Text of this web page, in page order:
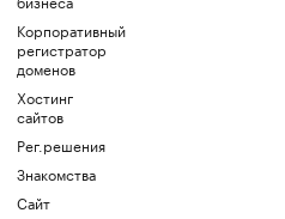
Корпоративный
регистратор
доменов
Хостинг
сайтов
Рег.решения
Знакомства
Сайт